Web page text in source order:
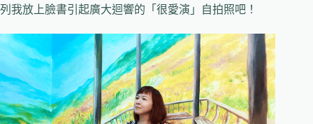
列我放上臉書引起廣大迴響的「很愛演」自拍照吧！